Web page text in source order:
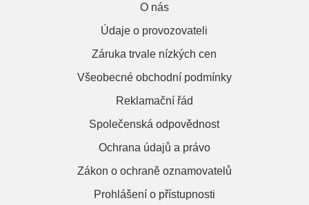
O nás
Údaje o provozovateli
Záruka trvale nízkých cen
Všeobecné obchodní podmínky
Reklamační řád
Společenská odpovědnost
Ochrana údajů a právo
Zákon o ochraně oznamovatelů
Prohlášení o přístupnosti